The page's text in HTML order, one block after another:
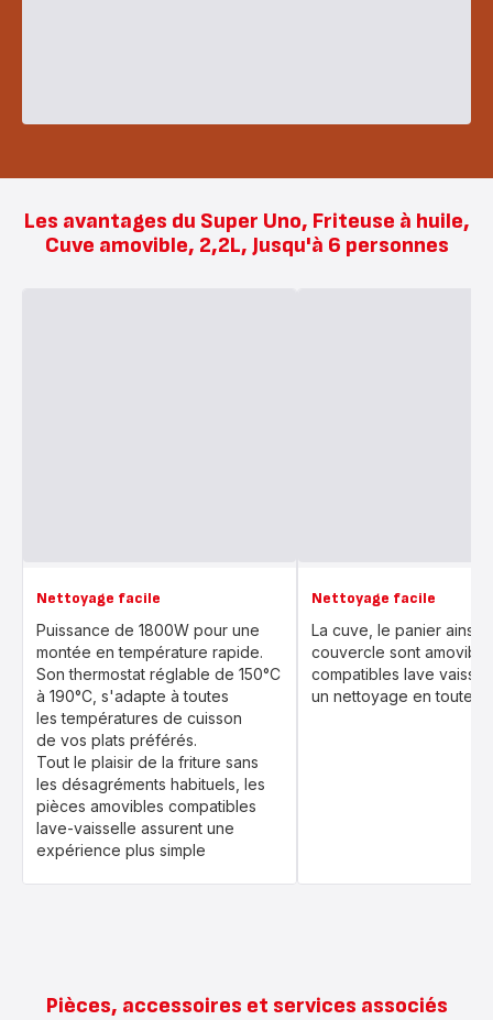
Les avantages du Super Uno, Friteuse à huile,
Cuve amovible, 2,2L, Jusqu'à 6 personnes
Nettoyage facile
Puissance de 1800W pour une
montée en température rapide.
Son thermostat réglable de 150°C
à 190°C, s'adapte à toutes
les températures de cuisson
de vos plats préférés.
Tout le plaisir de la friture sans
les désagréments habituels, les
pièces amovibles compatibles
lave-vaisselle assurent une
expérience plus simple
Nettoyage facile
La cuve, le panier ainsi
couvercle sont
compatibles lave
un nettoyage en toute
Pièces, accessoires et services associés